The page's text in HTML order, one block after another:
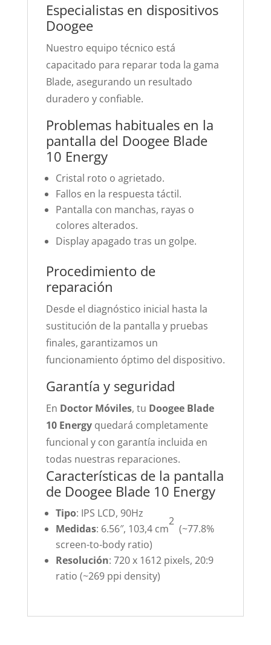
Especialistas en dispositivos
Doogee
Nuestro equipo técnico está
capacitado para reparar toda la gama
Blade, asegurando un resultado
duradero y confiable.
Problemas habituales en la
pantalla del Doogee Blade
10 Energy
Cristal roto o agrietado.
Fallos en la respuesta táctil.
Pantalla con manchas, rayas o
colores alterados.
Display apagado tras un golpe.
Procedimiento de
reparación
Desde el diagnóstico inicial hasta la
sustitución de la pantalla y pruebas
finales, garantizamos un
funcionamiento óptimo del dispositivo.
Garantía y seguridad
En Doctor Móviles, tu Doogee Blade
10 Energyquedará completamente
funcional y con garantía incluida en
todas nuestras reparaciones.
Características de la pantalla
de Doogee Blade 10 Energy
Tipo: IPS LCD, 90Hz
Medidas: 6.56″, 103,4 cm
2
(~77.8%
screen-to-body ratio)
Resolución: 720 x 1612 pixels, 20:9
ratio (~269 ppi density)